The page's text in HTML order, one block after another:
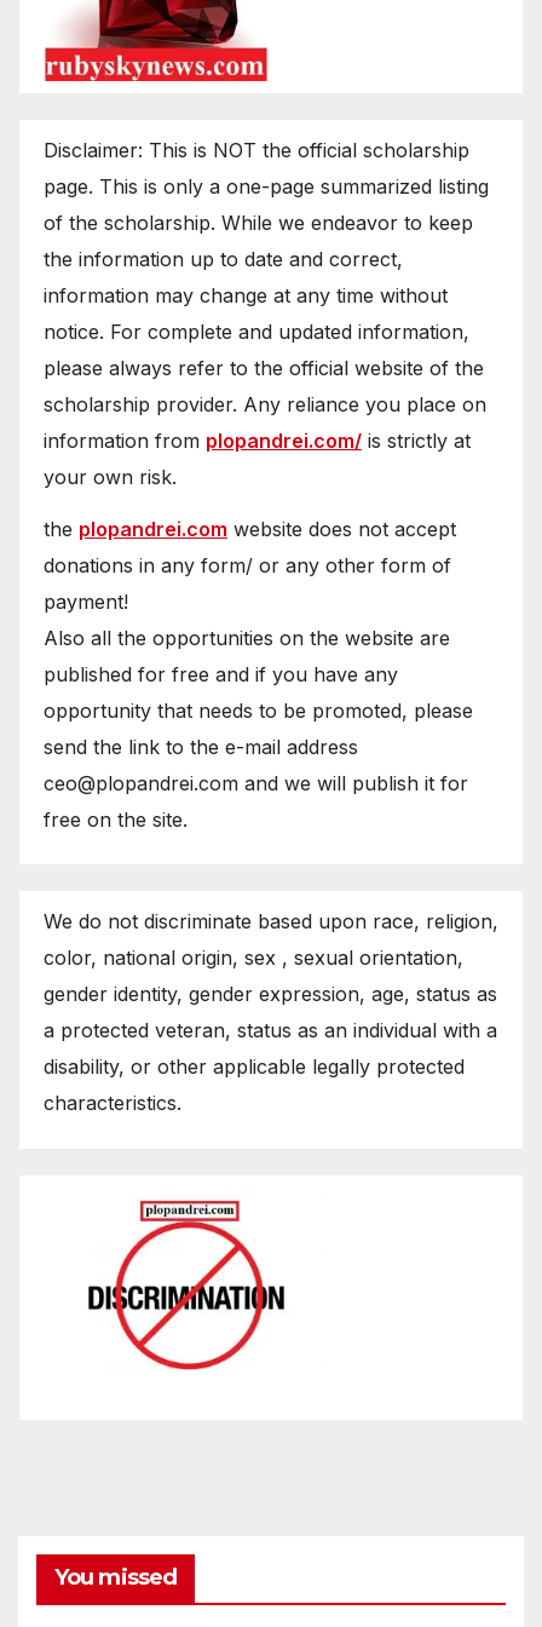
Disclaimer: This is NOT the official scholarship
page. This is only a one-page summarized listing
of the scholarship. While we endeavor to keep
the information up to date and correct,
information may change at any time without
notice. For complete and updated information,
please always refer to the official website of the
scholarship provider. Any reliance you place on
information from plopandrei.com/ is strictly at
your own risk.
the plopandrei.com website does not accept
donations in any form/ or any other form of
payment!
Also all the opportunities on the website are
published for free and if you have any
opportunity that needs to be promoted, please
send the link to the e-mail address
ceo@plopandrei.com and we will publish it for
free on the site.
We do not discriminate based upon race, religion,
color, national origin, sex , sexual orientation,
gender identity, gender expression, age, status as
a protected veteran, status as an individual with a
disability, or other applicable legally protected
characteristics.
You missed